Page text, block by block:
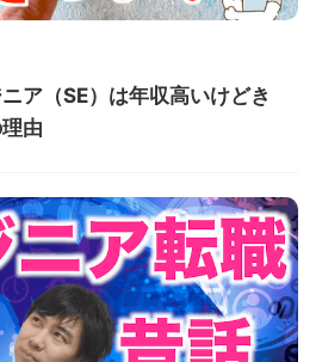
ア（SE）は年収高いけどき
由